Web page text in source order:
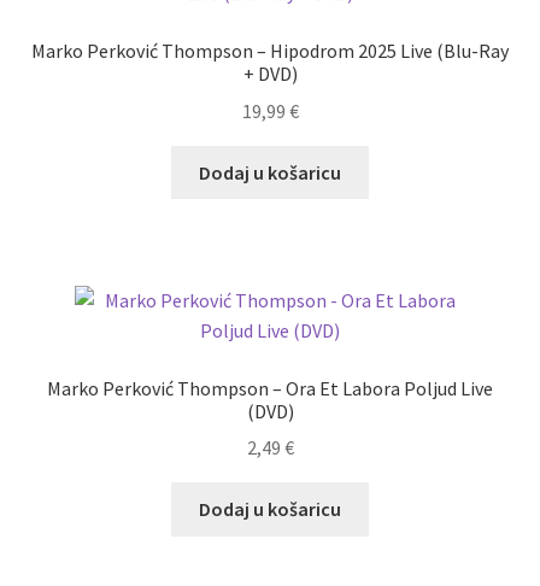
Marko Perković Thompson – Hipodrom 2025 Live (Blu-Ray
+ DVD)
19,99 €
Dodaj u košaricu
Marko Perković Thompson – Ora Et Labora Poljud Live
(DVD)
2,49 €
Dodaj u košaricu